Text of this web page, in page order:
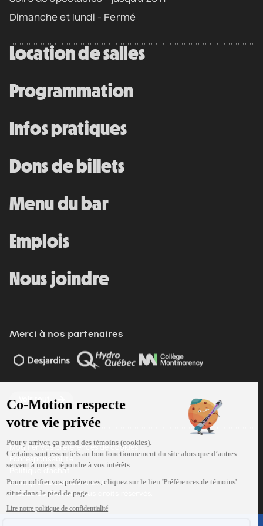
12 septembre 2026
Programmation complète
Achat par téléphone
Dimanche et lundi - Fermé
Location de salles
Programmation
Infos pratiques
Dons de billets
Menu du bar
Emplois
Nous joindre
Merci à nos partenaires
Voir tout
© 2026 Co-Motion. Tous droits réservés.
Politique d'achat
Politique de confidentialité
Modifier vos préférences de cookies